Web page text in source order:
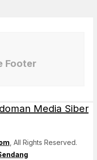
Footer
Media Siber
, All Rights Reserved.